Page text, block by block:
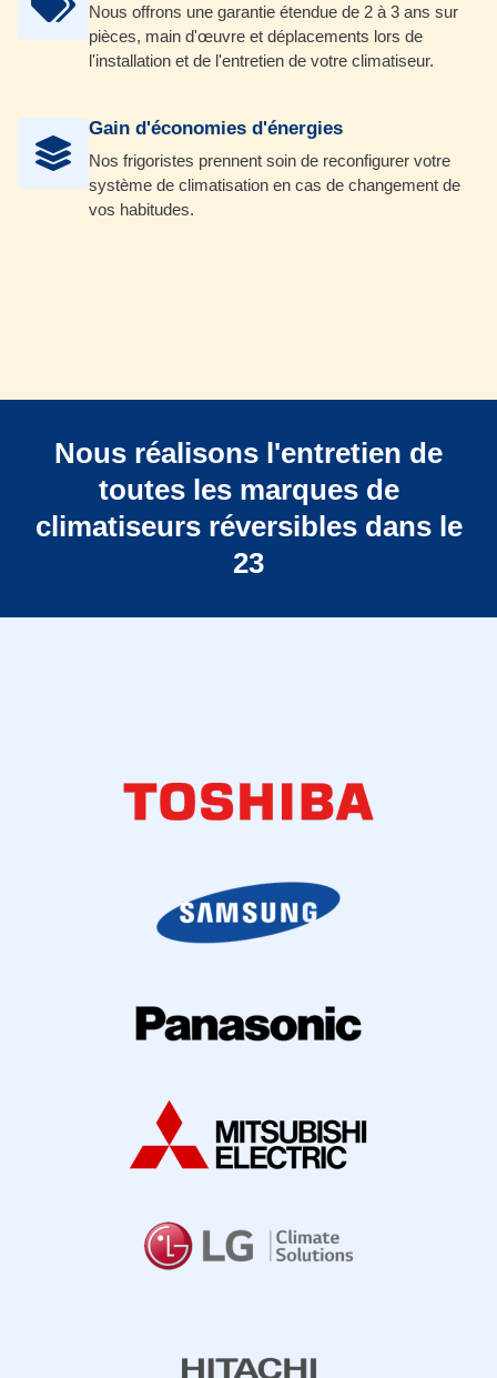
Nous offrons une garantie étendue de 2 à 3 ans sur
pièces, main d'œuvre et déplacements lors de
l'installation et de l'entretien de votre climatiseur.
Gain d'économies d'énergies
Nos frigoristes prennent soin de reconfigurer votre
système de climatisation en cas de changement de
vos habitudes.
Nous réalisons l'entretien de
toutes les marques de
climatiseurs réversibles dans le
23